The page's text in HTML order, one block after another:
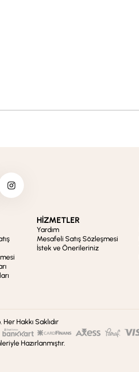
HİZMETLER
Yardım
Mesafeli Satış Sözleşmesi
İstek ve Önerileriniz
Hakkı Saklıdır
Hazırlanmıştır.